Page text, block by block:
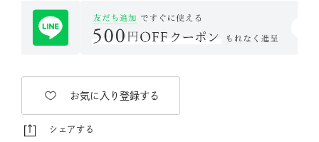
お気に入り登録する
シェアする